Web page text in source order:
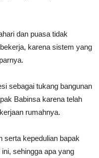
dan puasa tidak
karena sistem yang
sebagai tukang bangunan
Babinsa karena telah
rumahnya.
serta kepedulian bapak
sehingga apa yang